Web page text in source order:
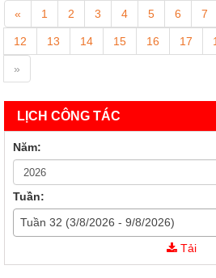
« 1 2 3 4 5 6 7
12 13 14 15 16 17
»
LỊCH CÔNG TÁC
Năm:
Tuần:
Tuần 32 (3/8/2026 - 9/8/2026)
Tải
Kế Hoạch Triển khai Tháng Nhân